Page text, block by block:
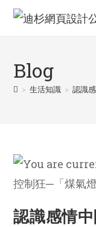
Skip
Blog
> 生活知識 > 認識
認識感情